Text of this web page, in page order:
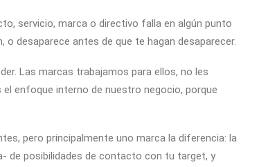
servicio, marca o directivo falla en algún punto
desaparece antes de que te hagan desaparecer.
Las marcas trabajamos para ellos, no les
enfoque interno de nuestro negocio, porque
pero principalmente uno marca la diferencia: la
de posibilidades de contacto con tu target, y